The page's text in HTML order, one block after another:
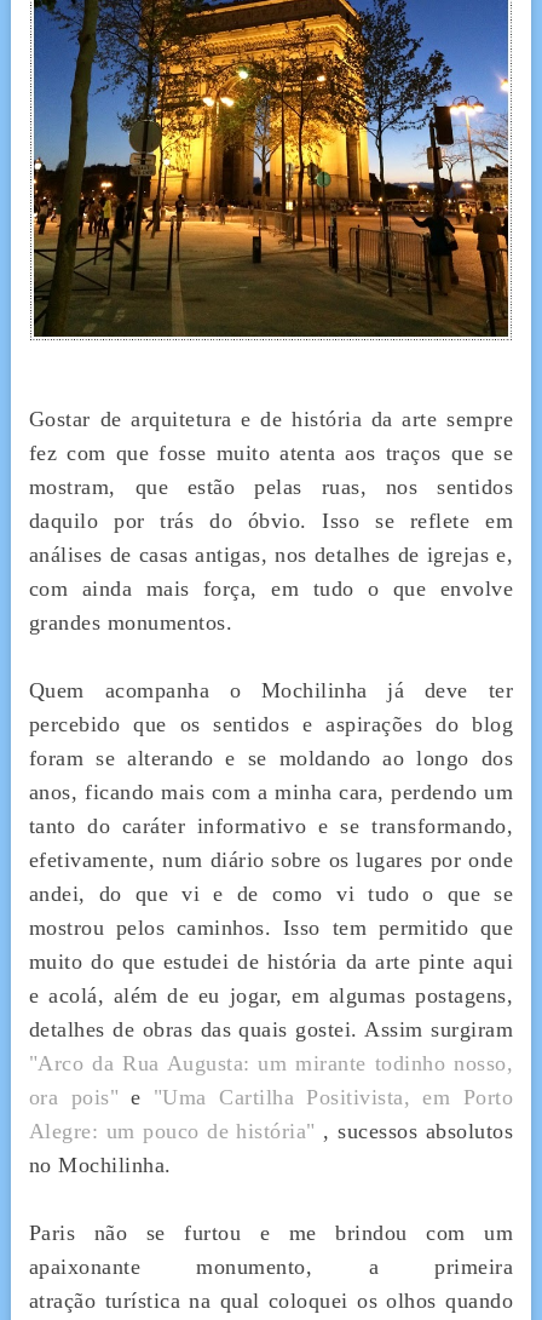
Gostar de arquitetura e de história da arte sempre
fez com que fosse muito atenta aos traços que se
mostram, que estão pelas ruas, nos sentidos
daquilo por trás do óbvio. Isso se reflete em
análises de casas antigas, nos detalhes de igrejas e,
com ainda mais força, em tudo o que envolve
grandes monumentos.
Quem acompanha o Mochilinha já deve ter
percebido que os sentidos e aspirações do blog
foram se alterando e se moldando ao longo dos
anos, ficando mais com a minha cara, perdendo um
tanto do caráter informativo e se transformando,
efetivamente, num diário sobre os lugares por onde
andei, do que vi e de como vi tudo o que se
mostrou pelos caminhos. Isso tem permitido que
muito do que estudei de história da arte pinte aqui
e acolá, além de eu jogar, em algumas postagens,
detalhes de obras das quais gostei. Assim surgiram
"Arco da Rua Augusta: um mirante todinho nosso,
ora pois" e "Uma Cartilha Positivista, em Porto
Alegre: um pouco de história" , sucessos absolutos
no Mochilinha.
Paris não se furtou e me brindou com um
apaixonante monumento, a primeira
atração turística na qual coloquei os olhos quando